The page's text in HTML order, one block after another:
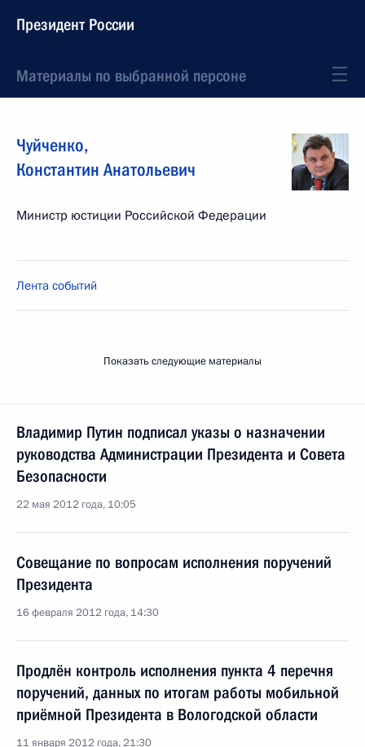
Президент России
Материалы по выбранной персоне
Чуйченко,
Константин Анатольевич
Министр юстиции Российской Федерации
Лента событий
Показать следующие материалы
Владимир Путин подписал указы о назначении
руководства Администрации Президента и Совета
Безопасности
22 мая 2012 года, 10:05
Совещание по вопросам исполнения поручений
Президента
16 февраля 2012 года, 14:30
Продлён контроль исполнения пункта 4 перечня
поручений, данных по итогам работы мобильной
приёмной Президента в Вологодской области
11 января 2012 года, 21:30